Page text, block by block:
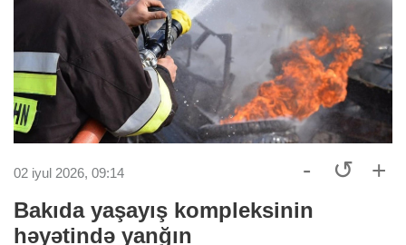
02 iyul 2026, 09:14 - ↺ +
Bakıda yaşayış kompleksinin
həyətində yanğın